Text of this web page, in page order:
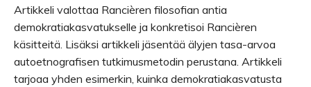
Artikkeli valottaa Rancièren filosofian antia
demokratiakasvatukselle ja konkretisoi Rancièren
käsitteitä. Lisäksi artikkeli jäsentää älyjen tasa-arvoa
autoetnografisen tutkimusmetodin perustana. Artikkeli
tarjoaa yhden esimerkin, kuinka demokratiakasvatusta